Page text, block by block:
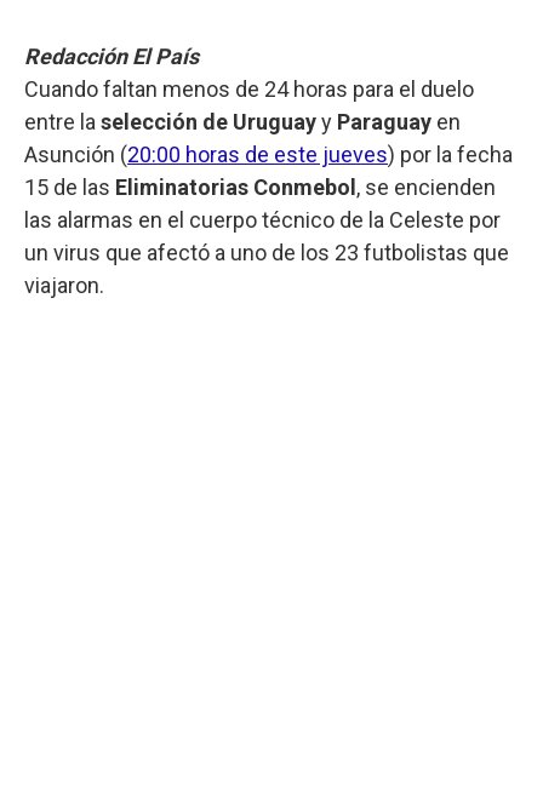
Redacción El País
Cuando faltan menos de 24 horas para el duelo
entre la selección de Uruguayy Paraguay en
Asunción (20:00 horas de este jueves) por la fecha
15 de las Eliminatorias Conmebol , se encienden
las alarmas en el cuerpo técnico de la Celeste por
un virus que afectó a uno de los 23 futbolistas que
viajaron.